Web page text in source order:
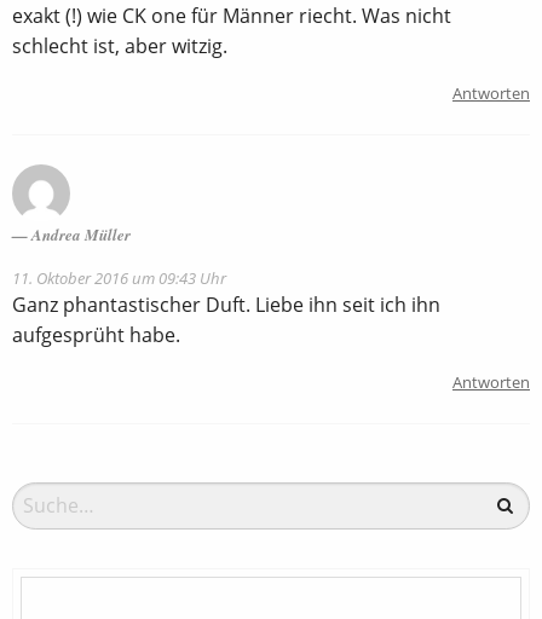
exakt (!) wie CK one für Männer riecht. Was nicht
schlecht ist, aber witzig.
Antworten
Andrea Müller
11. Oktober 2016 um 09:43 Uhr
Ganz phantastischer Duft. Liebe ihn seit ich ihn
aufgesprüht habe.
Antworten